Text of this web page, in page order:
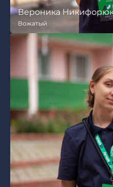
Михаил Персиков
Помощник вожатого